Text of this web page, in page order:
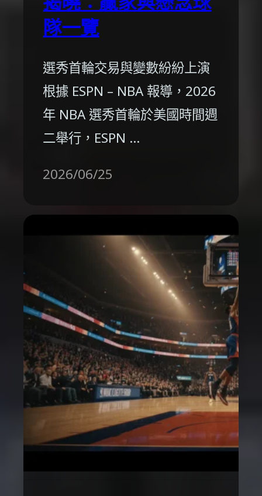
隊一覽
選秀首輪交易與變數紛紛上演
根據 ESPN – NBA 報導，2026
年 NBA 選秀首輪於美國時間週
二舉行，ESPN …
2026/06/25